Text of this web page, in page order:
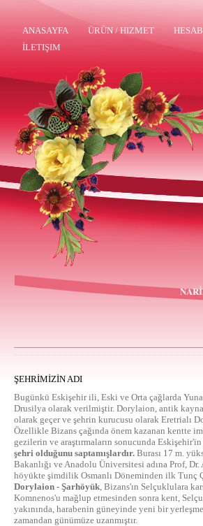
ANASAYFA ÜRÜN / HIZMET
İLETIŞIM
ŞEHRİMİZİN ADI
Bugünkü Eskişehir ili, Eski ve Orta çağlarda
Drusilya olarak verilmiştir. Dorylaion, antik
olarak geçer ve şehrin kurucusu olarak Eretrialı
Özellikle Bizans çağında önem kazanan kentte
gezilerin ve araştırmaların sonucunda
şehri olduğunu saptamışlardır. Burası 17 m.
Bakanlığı ve Anadolu Üniversitesi adına Prof,
höyükte şimdilik Osmanlı Döneminden ilk Tunç
Dorylaion - Şarhöyük, Bizans'ın Selçuklulara
Komnenos'u mağlup etmesinden sonra kent,
yakınında, harabenin güneyinde yeni bir
zamandan günümüze uzanmıştır.